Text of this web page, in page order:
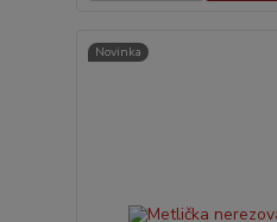
Novinka